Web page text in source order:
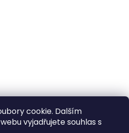
cookie. Dalším
vyjadřujete souhlas s
×
cenu? Získáte jí